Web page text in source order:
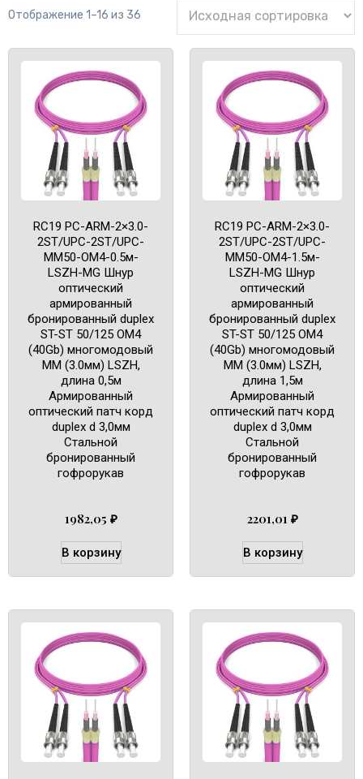
Отображение 1–16 из 36
RC19 PC-ARM-2×3.0-
2ST/UPC-2ST/UPC-
MM50-OM4-0.5м-
LSZH-MG Шнур
оптический
армированный
бронированный duplex
ST-ST 50/125 OM4
(40Gb) многомодовый
MM (3.0мм) LSZH,
длина 0,5м
Армированный
оптический патч корд
duplex d 3,0мм
Cтальной
бронированный
гофрорукав
1982,05 ₽
В корзину
RC19 PC-ARM-2×3.0-
2ST/UPC-2ST/UPC-
MM50-OM4-1.5м-
LSZH-MG Шнур
оптический
армированный
бронированный duplex
ST-ST 50/125 OM4
(40Gb) многомодовый
MM (3.0мм) LSZH,
длина 1,5м
Армированный
оптический патч корд
duplex d 3,0мм
Cтальной
бронированный
гофрорукав
2201,01 ₽
В корзину